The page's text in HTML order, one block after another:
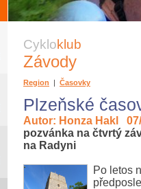
Cykloklub
Závody
Region | Časovky
Plzeňské
Autor: Honza Hakl
pozvánka na čtvrtý
na Radyni
Po letos